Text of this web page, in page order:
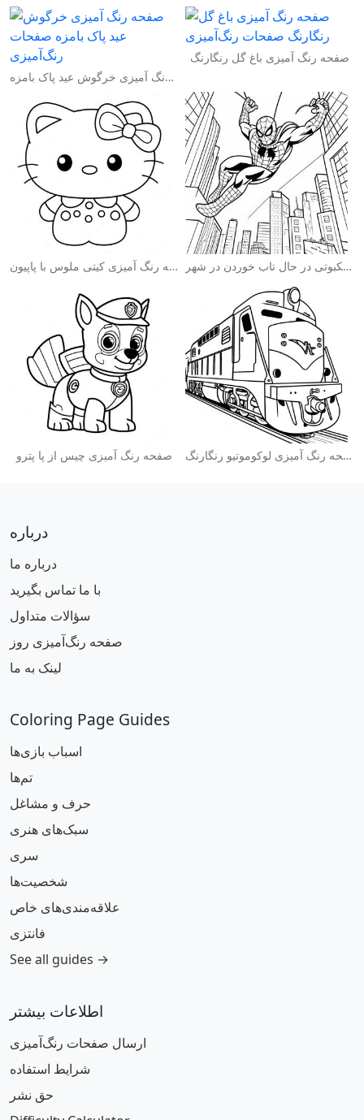
صفحه رنگ آمیزی خرگوش عید پاک بامزه
صفحه رنگ آمیزی باغ گل رنگارنگ
صفحه رنگ آمیزی کیتی ملوس با پاپیون صفحه رنگ آمیزی مرد عنکبوتی در حال تاب خوردن در شهر
صفحه رنگ آمیزی چیس از پا پترو صفحه رنگ آمیزی لوکوموتیو رنگارنگ
درباره
درباره ما
با ما تماس بگیرید
سؤالات متداول
صفحه رنگ‌آمیزی روز
لینک به ما
Coloring Page Guides
اسباب بازی‌ها
تم‌ها
حرف و مشاغل
سبک‌های هنری
سری
شخصیت‌ها
علاقه‌مندی‌های خاص
فانتزی
See all guides →
اطلاعات بیشتر
ارسال صفحات رنگ‌آمیزی
شرایط استفاده
حق نشر